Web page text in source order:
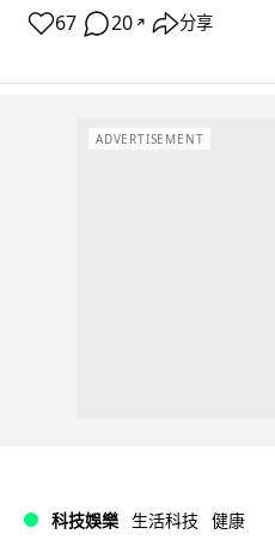
67 20 ↗ 分享
ADVERTISEMENT
科技娛樂 生活科技 健康